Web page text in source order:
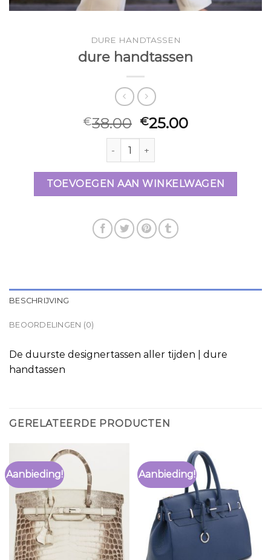
DURE HANDTASSEN
dure handtassen
€38.00 €25.00
dure handtassen aantal
TOEVOEGEN AAN WINKELWAGEN
BESCHRIJVING
BEOORDELINGEN (0)
De duurste designertassen aller tijden | dure
handtassen
GERELATEERDE PRODUCTEN
Aanbieding! Aanbieding!